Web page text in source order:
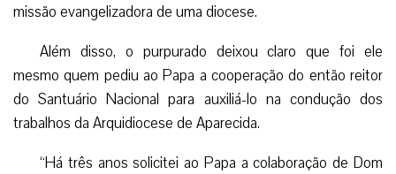
missão evangelizadora de uma diocese.
Além disso, o purpurado deixou claro que foi ele
mesmo quem pediu ao Papa a cooperação do então reitor
do Santuário Nacional para auxiliá-lo na condução dos
trabalhos da Arquidiocese de Aparecida.
“Há três anos solicitei ao Papa a colaboração de Dom